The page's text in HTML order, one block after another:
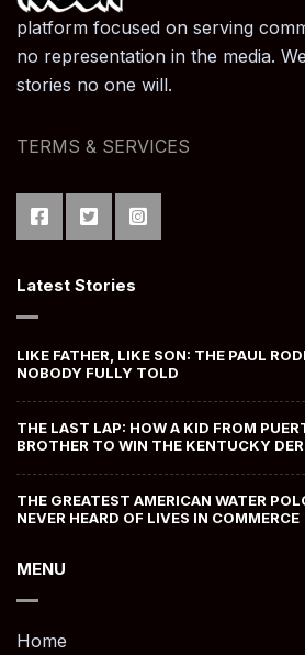
platform focused on serving
no representation in the media.
stories no one will.
TERMS & SERVICES
Latest Stories
LIKE FATHER, LIKE SON: THE PAUL
NOBODY FULLY TOLD
THE LAST LAP: HOW A KID FROM
BROTHER TO WIN THE KENTUCKY
THE GREATEST AMERICAN WATER
NEVER HEARD OF LIVES IN COMMERCE
MENU
Home